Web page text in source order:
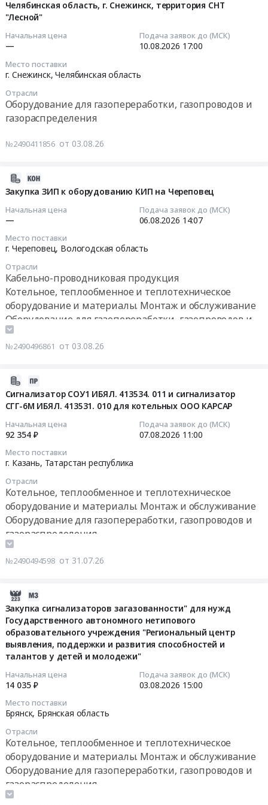
258/5175-
1
Челябинская область, г. Снежинск, территория СНТ
"Лесной"
Начальная цена
—
Подача заявок до (МСК)
10.08.2026 17:00
Место поставки
г. Снежинск,Челябинская область
Отрасли
Оборудование для газопереработки, газопроводов и
газораспределения
№2490411856 от 03.08.26
Закупка ЗИП к оборудованию КИП на Череповец
Начальная цена
—
Подача заявок до (МСК)
06.08.2026 14:07
Место поставки
г. Череповец, Вологодская область
Отрасли
Кабельно-проводниковая продукция
Котельное, теплообменное и теплотехническое
оборудование и материалы. Монтаж и обслуживание
Оборудование для газопереработки, газопроводов и
газораспределения
Контрольно-измерительные приборы и автоматика,
Очистное и Фильтрующее оборудование и
материалы, монтаж и обслуживание
Лабораторное (кроме медицинского) и
обслуживание и монтаж
видеонаблюдение, средства контроля доступа
Химические реактивы, Кислоты, Щелочи
Рыба, Морепродукты, Продукция рыболовства
№2490496861 от 03.08.26
Сигнализатор СОУ1 ИБЯЛ. 413534. 011 и сигнализатор
СГГ-6М ИБЯЛ. 413531. 010 для котельных ООО КАРСАР
Начальная цена
92 354 ₽
Подача заявок до (МСК)
07.08.2026 11:00
Место поставки
г. Казань, Татарстан республика
Отрасли
Котельное, теплообменное и теплотехническое
оборудование и материалы. Монтаж и обслуживание
Оборудование для газопереработки, газопроводов и
газораспределения
Контрольно-измерительные приборы и автоматика,
монтаж и обслуживание
видеонаблюдение, средства контроля доступа
№2490494598 от 31.07.26
6М
6М
Закупка сигнализаторов загазованности" для нужд
Государственного автономного нетипового
образовательного учреждения "Региональный центр
выявления, поддержки и развития способностей и
талантов у детей и молодежи"
Начальная цена
14 035 ₽
Подача заявок до (МСК)
03.08.2026 15:00
Место поставки
Брянск, Брянская область
Отрасли
Котельное, теплообменное и теплотехническое
оборудование и материалы. Монтаж и обслуживание
Оборудование для газопереработки, газопроводов и
газораспределения
Контрольно-измерительные приборы и автоматика,